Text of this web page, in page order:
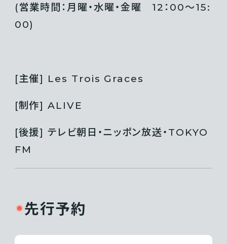
(営業時間：月曜・水曜・金曜 12：00〜15:
00)
[主催] Les Trois Graces
[制作] ALIVE
[後援]テレビ朝日・ニッポン放送・TOKYO
FM
先行予約